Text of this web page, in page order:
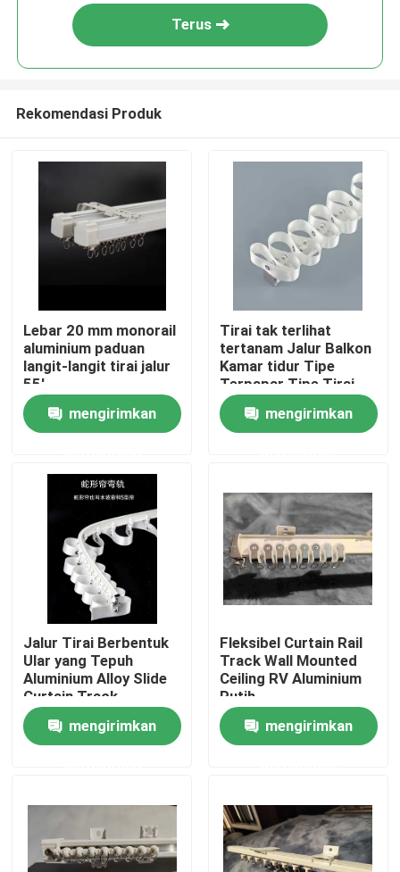
Rumah
Produk
Tentang kami
Tur Pabrik
Kontrol kualitas
Hubungi kami
Permintaan Penawaran
Pakaian Fashion Bekas
Pakaian Anak Pratama
Terus
Rekomendasi Produk
Lebar 20 mm monorail
aluminium paduan
langit-langit tirai jalur
55'
mengirimkan
Tirai tak terlihat
tertanam Jalur Balkon
Kamar tidur Tipe
Terpapar Tipe Tirai
Ular
mengirimkan
Jalur Tirai Berbentuk
Ular yang Tepuh
Aluminium Alloy Slide
Curtain Track
mengirimkan
Fleksibel Curtain Rail
Track Wall Mounted
Ceiling RV Aluminium
Putih
mengirimkan